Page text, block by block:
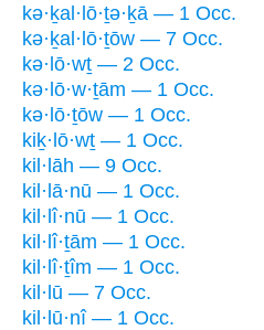
kə·ḵal·lō·ṯə·ḵā — 1 Occ.
kə·ḵal·lō·ṯōw — 7 Occ.
kə·lō·wṯ — 2 Occ.
kə·lō·w·ṯām — 1 Occ.
kə·lō·ṯōw — 1 Occ.
kiḵ·lō·wṯ — 1 Occ.
kil·lāh — 9 Occ.
kil·lā·nū — 1 Occ.
kil·lî·nū — 1 Occ.
kil·lî·ṯām — 1 Occ.
kil·lî·ṯîm — 1 Occ.
kil·lū — 7 Occ.
kil·lū·nî — 1 Occ.